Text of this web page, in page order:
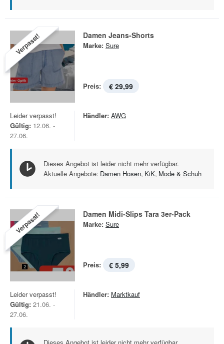
Verpasst! Damen Jeans-Shorts
Marke: Sure
Preis: € 29,99
Leider verpasst!
Gültig: 12.06. -
27.06.
Händler: AWG
Dieses Angebot ist leider nicht mehr verfügbar.
Aktuelle Angebote: Damen Hosen, KiK, Mode & Schuh
Verpasst! Damen Midi-Slips Tara 3er-Pack
Marke: Sure
Preis: € 5,99
Leider verpasst!
Gültig: 21.06. -
27.06.
Händler: Marktkauf